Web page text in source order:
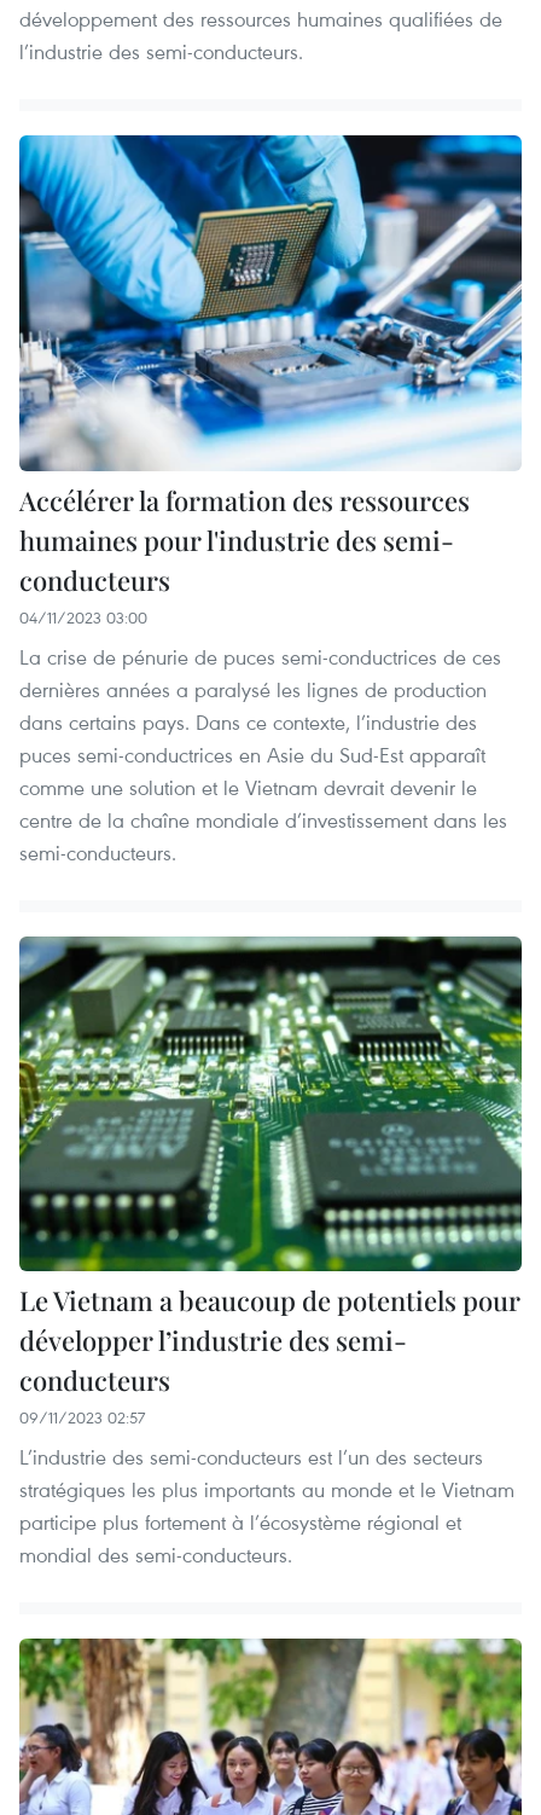
développement des ressources humaines qualifiées de
l’industrie des semi-conducteurs.
Accélérer la formation des ressources
humaines pour l'industrie des semi-
conducteurs
04/11/2023 03:00
La crise de pénurie de puces semi-conductrices de ces
dernières années a paralysé les lignes de production
dans certains pays. Dans ce contexte, l’industrie des
puces semi-conductrices en Asie du Sud-Est apparaît
comme une solution et le Vietnam devrait devenir le
centre de la chaîne mondiale d’investissement dans les
semi-conducteurs.
Le Vietnam a beaucoup de potentiels pour
développer l’industrie des semi-
conducteurs
09/11/2023 02:57
L’industrie des semi-conducteurs est l’un des secteurs
stratégiques les plus importants au monde et le Vietnam
participe plus fortement à l’écosystème régional et
mondial des semi-conducteurs.